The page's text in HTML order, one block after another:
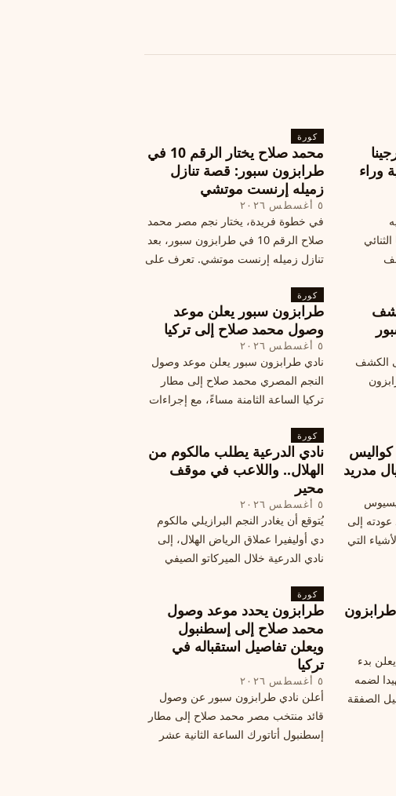
وراء
كورة
محمد صلاح يختار الرقم 10 في
طرابزون سبور: قصة تنازل
زميله إرنست موتشي
٥ أغسطس ٢٠٢٦
في خطوة فريدة، يختار نجم مصر محمد
صلاح الرقم 10 في طرابزون سبور، بعد
تنازل زميله إرنست موتشي. تعرف على
الكشف
كورة
طرابزون سبور يعلن موعد
وصول محمد صلاح إلى تركيا
٥ أغسطس ٢٠٢٦
نادي طرابزون سبور يعلن موعد وصول
النجم المصري محمد صلاح إلى مطار
تركيا الساعة الثامنة مساءً، مع إجراءات
جديد ومكافآت مالية.
مدريد
عودته إلى
التي
كورة
نادي الدرعية يطلب مالكوم من
الهلال.. واللاعب في موقف
محير
٥ أغسطس ٢٠٢٦
يُتوقع أن يغادر النجم البرازيلي مالكوم
دي أوليفيرا عملاق الرياض الهلال، إلى
نادي الدرعية خلال الميركاتو الصيفي
هذا الانتقال، وسط تقارير تفيد أن الهلال
يرحب بفراقته.
بدء
لضمه
الصفقة
كورة
طرابزون يحدد موعد وصول
محمد صلاح إلى إسطنبول
ويعلن تفاصيل استقباله في
تركيا
٥ أغسطس ٢٠٢٦
أعلن نادي طرابزون سبور عن وصول
قائد منتخب مصر محمد صلاح إلى مطار
إسطنبول أتاتورك الساعة الثانية عشر